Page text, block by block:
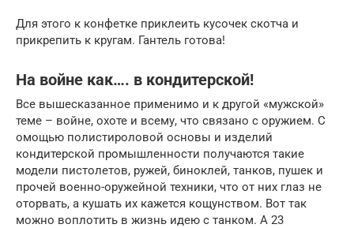
Для этого к конфетке приклеить кусочек скотча и
прикрепить к кругам. Гантель готова!
На войне как…. в кондитерской!
Все вышесказанное применимо и к другой «мужской»
теме – войне, охоте и всему, что связано с оружием. С
омощью полистироловой основы и изделий
кондитерской промышленности получаются такие
модели пистолетов, ружей, биноклей, танков, пушек и
прочей военно-оружейной техники, что от них глаз не
оторвать, а кушать их кажется кощунством. Вот так
можно воплотить в жизнь идею с танком. А 23